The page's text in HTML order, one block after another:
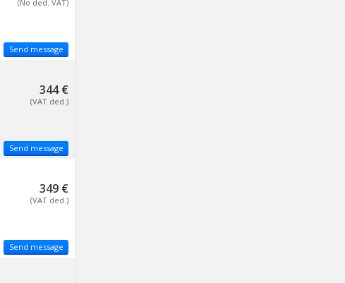
(No ded. VAT)
Send message
344 €
(VAT ded.)
Send message
349 €
(VAT ded.)
Send message